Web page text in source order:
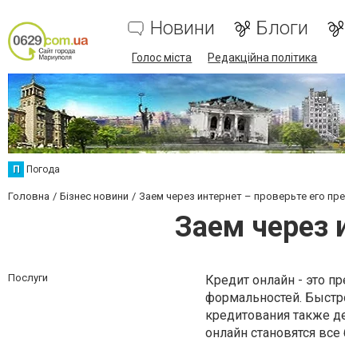
Новини Блоги
Голос міста Редакційна політика
П Погода
Головна Бізнес новини Заем через интернет – проверьте его
Заем через
Послуги
Кредит онлайн - это
формальностей.
кредитования также
онлайн становятся